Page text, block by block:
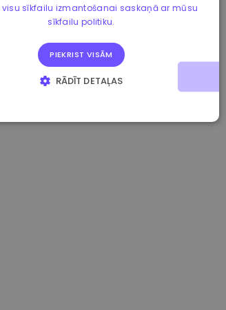
+1.50%
visu sīkfailu izmantošanai saskaņā ar mūsu
sīkfailu politiku.
PIEKRIST VISĀM
RĀDĪT DETAĻAS